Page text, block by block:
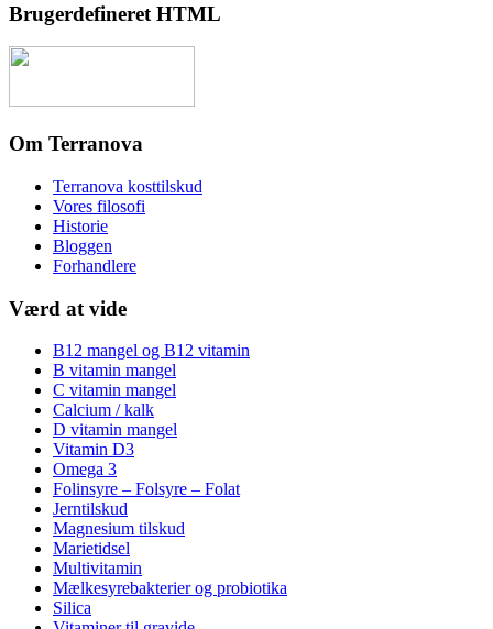
Brugerdefineret HTML
Om Terranova
Terranova kosttilskud
Vores filosofi
Historie
Bloggen
Forhandlere
Værd at vide
B12 mangel og B12 vitamin
B vitamin mangel
C vitamin mangel
Calcium / kalk
D vitamin mangel
Vitamin D3
Omega 3
Folinsyre – Folsyre – Folat
Jerntilskud
Magnesium tilskud
Marietidsel
Multivitamin
Mælkesyrebakterier og probiotika
Silica